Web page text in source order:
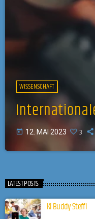
WISSENSCHAFT
today 12. MAI 2023 3
LATEST POSTS
KI Buddy Steffi